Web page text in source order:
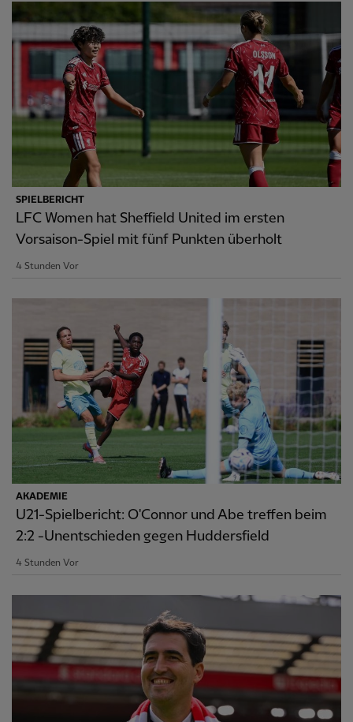
SPIELBERICHT
LFC Women hat Sheffield United im ersten
Vorsaison-Spiel mit fünf Punkten überholt
4 Stunden Vor
AKADEMIE
U21-Spielbericht: O'Connor und Abe treffen beim
2:2 -Unentschieden gegen Huddersfield
4 Stunden Vor